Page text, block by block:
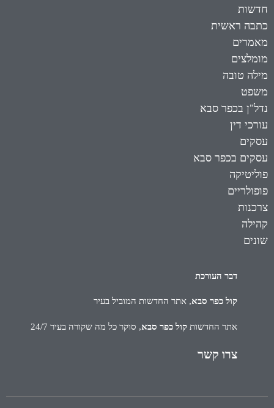
חדשות
כתבה ראשית
מאמרים
מומלצים
מילה טובה
משפט
נדל"ן בכפר סבא
עורכי דין
עסקים
עסקים בכפר סבא
פוליטיקה
פופולריים
צרכנות
קהילה
שונים
דבר העורכת
קול כפר סבא, אתר החדשות המוביל בעיר
אתר החדשות קול כפר סבא, סוקר כל מה שקורה בעיר 24/7
צרו קשר